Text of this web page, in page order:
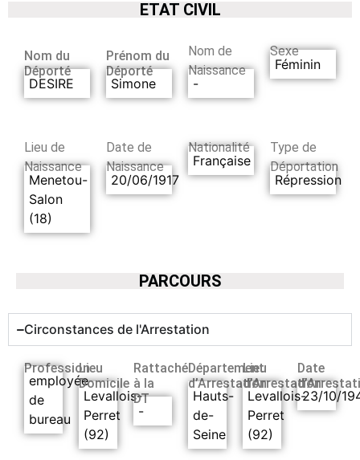
ETAT CIVIL
Nom du
Déporté
DESIRE
Prénom du
Déporté
Simone
Nom de
Naissance
-
Sexe
Féminin
Lieu de
Naissance
Menetou-
Salon
(18)
Date de
Naissance
20/06/1917
Nationalité
Française
Type de
Déportation
Répression
PARCOURS
Circonstances de l'Arrestation
Profession
employée
de
bureau
Lieu
Domicile
Levallois-
Perret
(92)
Rattaché
à la
DT
-
Département
d’Arrestation
Hauts-
de-
Seine
Lieu
d’Arrestation
Levallois-
Perret
(92)
Date
23/10/